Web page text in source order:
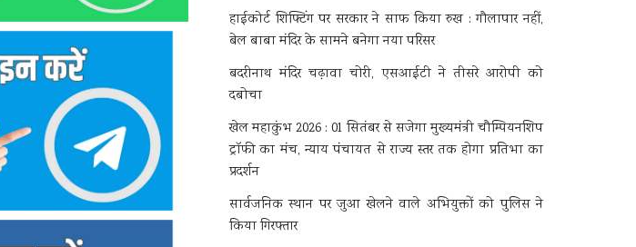
हाईकोर्ट शिफ्टिंग पर सरकार ने साफ किया रुख : गौलापार नहीं,
बेल बाबा मंदिर के सामने बनेगा नया परिसर
बदरीनाथ मंदिर चढ़ावा चोरी, एसआईटी ने तीसरे आरोपी को
दबोचा
खेल महाकुंभ 2026 : 01 सितंबर से सजेगा मुख्यमंत्री चौम्पियनशिप
ट्रॉफी का मंच, न्याय पंचायत से राज्य स्तर तक होगा प्रतिभा का
प्रदर्शन
सार्वजनिक स्थान पर जुआ खेलने वाले अभियुक्तों को पुलिस ने
किया गिरफ्तार